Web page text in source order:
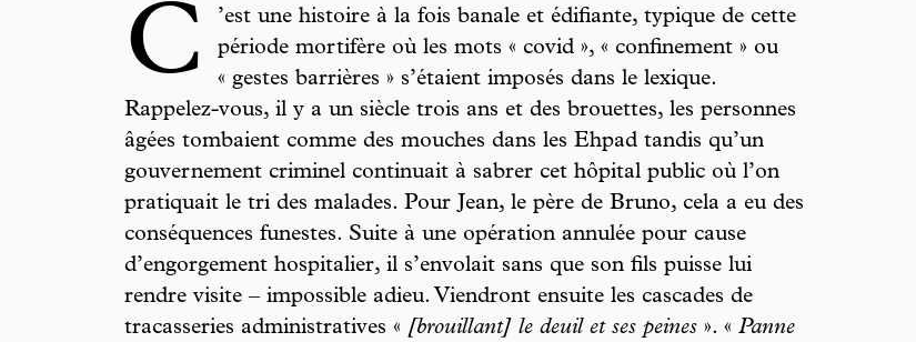
C
’est une histoire à la fois banale et édifiante, typique de cette
période mortifère où les mots « covid », « confinement » ou
« gestes barrières » s’étaient imposés dans le lexique.
Rappelez-vous, il y a un siècle trois ans et des brouettes, les personnes
âgées tombaient comme des mouches dans les Ehpad tandis qu’un
gouvernement criminel continuait à sabrer cet hôpital public où l’on
pratiquait le tri des malades. Pour Jean, le père de Bruno, cela a eu des
conséquences funestes. Suite à une opération annulée pour cause
d’engorgement hospitalier, il s’envolait sans que son fils puisse lui
rendre visite – impossible adieu. Viendront ensuite les cascades de
tracasseries administratives « [brouillant] le deuil et ses peines ». « Panne